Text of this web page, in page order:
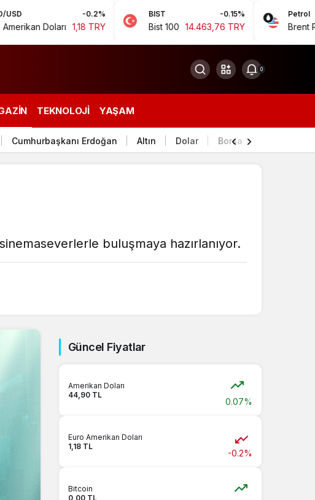
1,18 TRY
BIST
Bist 100 14.463,76 TRY
Petrol
Brent Petrol
0
TEKNOLOJI YAŞAM
Cumhurbaşkanı Erdoğan Altın Dolar Borsa
buluşmaya hazırlanıyor.
Güncel Fiyatlar
Amerikan Doları
44,90 TL
0.07%
Euro Amerikan Doları
1,18 TL
-0.2%
Bitcoin
0,00 TL